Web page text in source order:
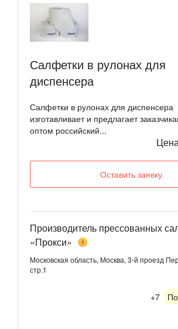
Салфетки в рулонах для
диспенсера
Салфетки в рулонах для диспенсера
изготавливает и предлагает
оптом российский...
Оставить заявку
Производитель прессованных
«Прокси»
1
Московская область, Москва, 3-й проезд
стр.1
+7